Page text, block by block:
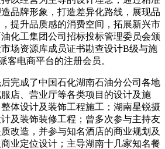
品牌形象，打造差异化路线，展现品
提升品质感的消费空间，拓展新兴市
化工集团公司招标投标管理委员会颁
场资源库成员证书勘查设计B级与施
客电商平台的注册会员。
成了中国石化湖南石油分公司各地
店、营业厅等各类项目的设计及施
体设计及装饰工程施工；湖南星锐摄
及装饰装修工程；曾多次参与主持友
改造，并参与知名酒店的商业规划及
业定位设计；主导湖南十几家知名餐